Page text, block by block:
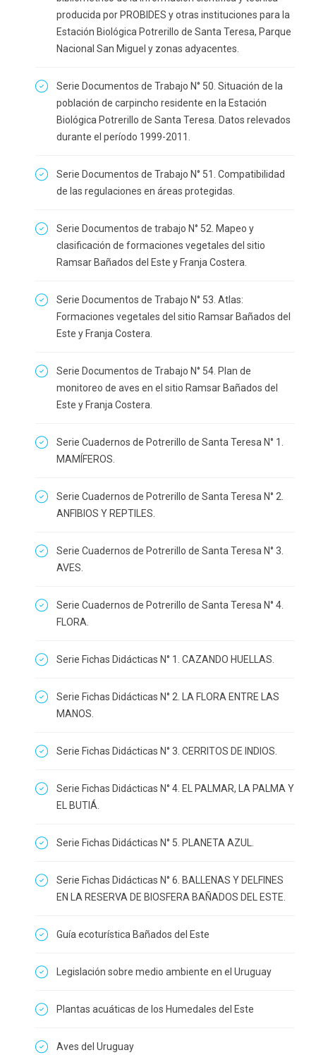
producida por PROBIDES y otras instituciones para la
Estación Biológica Potrerillo de Santa Teresa, Parque
Nacional San Miguel y zonas adyacentes.
Serie Documentos de Trabajo N° 50. Situación de la
población de carpincho residente en la Estación
Biológica Potrerillo de Santa Teresa. Datos relevados
durante el período 1999-2011.
Serie Documentos de Trabajo N° 51. Compatibilidad
de las regulaciones en áreas protegidas.
Serie Documentos de trabajo N° 52. Mapeo y
clasificación de formaciones vegetales del sitio
Ramsar Bañados del Este y Franja Costera.
Serie Documentos de Trabajo N° 53. Atlas:
Formaciones vegetales del sitio Ramsar Bañados del
Este y Franja Costera.
Serie Documentos de Trabajo N° 54. Plan de
monitoreo de aves en el sitio Ramsar Bañados del
Este y Franja Costera.
Serie Cuadernos de Potrerillo de Santa Teresa N° 1.
MAMÍFEROS.
Serie Cuadernos de Potrerillo de Santa Teresa N° 2.
ANFIBIOS Y REPTILES.
Serie Cuadernos de Potrerillo de Santa Teresa N° 3.
AVES.
Serie Cuadernos de Potrerillo de Santa Teresa N° 4.
FLORA.
Serie Fichas Didácticas N° 1. CAZANDO HUELLAS.
Serie Fichas Didácticas N° 2. LA FLORA ENTRE LAS
MANOS.
Serie Fichas Didácticas N° 3. CERRITOS DE INDIOS.
Serie Fichas Didácticas N° 4. EL PALMAR, LA PALMA Y
EL BUTIÁ.
Serie Fichas Didácticas N° 5. PLANETA AZUL.
Serie Fichas Didácticas N° 6. BALLENAS Y DELFINES
EN LA RESERVA DE BIOSFERA BAÑADOS DEL ESTE.
Guía ecoturística Bañados del Este
Legislación sobre medio ambiente en el Uruguay
Plantas acuáticas de los Humedales del Este
Aves del Uruguay